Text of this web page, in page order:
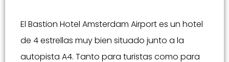
El Bastion Hotel Amsterdam Airport es un hotel
de 4 estrellas muy bien situado junto a la
autopista A4. Tanto para turistas como para